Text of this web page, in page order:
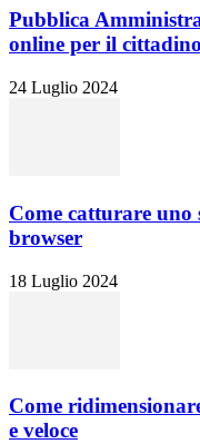
Pubblica
online per il cittadino
24 Luglio 2024
Come catturare uno
browser
18 Luglio 2024
Come
e veloce